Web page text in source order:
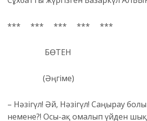
*** *** *** *** ***
БӨТЕН
(Әңгіме)
– Нәзігүл! Әй, Нәзігүл! Саңырау
немене?! Осы-ақ омалып үйден